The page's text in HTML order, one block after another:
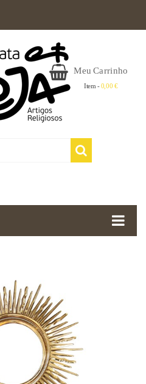
Meu Carrinho
Item - 0,00 €